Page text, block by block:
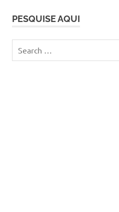
PESQUISE AQUI
for: